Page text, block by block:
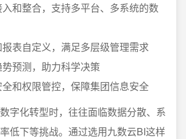
和整合，支持多平台、多系统的数
表自定义，满足多层级管理需求
预测，助力科学决策
和权限管控，保障集团信息安全
字化转型时，往往面临数据分散、系
低下等挑战。通过选用九数云BI这样